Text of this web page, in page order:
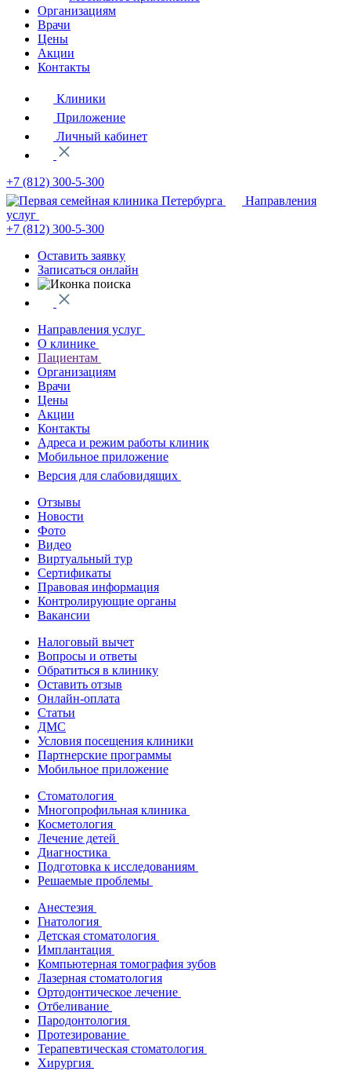
Организациям
Врачи
Цены
Акции
Контакты
Клиники
Приложение
Личный кабинет
+7 (812) 300-5-300
Направления
услуг
+7 (812) 300-5-300
Оставить заявку
Записаться онлайн
Направления услуг
О клинике
Пациентам
Организациям
Врачи
Цены
Акции
Контакты
Адреса и режим работы клиник
Мобильное приложение
Версия для слабовидящих
Отзывы
Новости
Фото
Видео
Виртуальный тур
Сертификаты
Правовая информация
Контролирующие органы
Вакансии
Налоговый вычет
Вопросы и ответы
Обратиться в клинику
Оставить отзыв
Онлайн-оплата
Статьи
ДМС
Условия посещения клиники
Партнерские программы
Мобильное приложение
Стоматология
Многопрофильная клиника
Косметология
Лечение детей
Диагностика
Подготовка к исследованиям
Решаемые проблемы
Анестезия
Гнатология
Детская стоматология
Имплантация
Компьютерная томография зубов
Лазерная стоматология
Ортодонтическое лечение
Отбеливание
Пародонтология
Протезирование
Терапевтическая стоматология
Хирургия